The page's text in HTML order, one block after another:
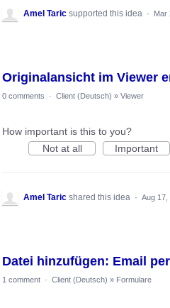
Amel Taric supported this idea · Mar
Originalansicht im Viewer
0 comments · Client (Deutsch) » Viewer
How important is this to you?
Not at all
Important
Amel Taric shared this idea · Aug 17,
Datei hinzufügen: Email
1 comment · Client (Deutsch) » Formulare